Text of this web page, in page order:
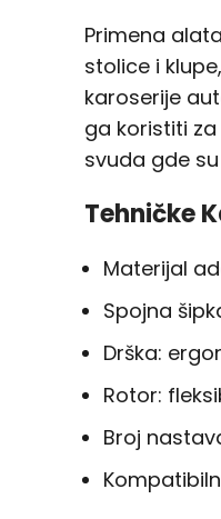
Primena
stolice i
karoserije
ga koristiti
svuda gde
Tehničke
Materijal
Spojna
Drška:
Rotor:
Broj